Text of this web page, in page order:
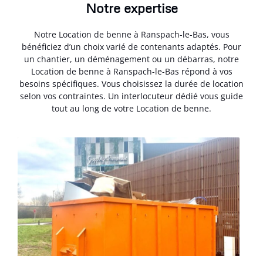
Notre expertise
Notre Location de benne à Ranspach-le-Bas, vous
bénéficiez d’un choix varié de contenants adaptés. Pour
un chantier, un déménagement ou un débarras, notre
Location de benne à Ranspach-le-Bas répond à vos
besoins spécifiques. Vous choisissez la durée de location
selon vos contraintes. Un interlocuteur dédié vous guide
tout au long de votre Location de benne.